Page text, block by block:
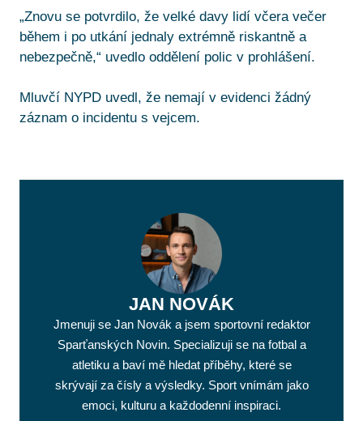
„Znovu se potvrdilo, že velké davy lidí včera večer
během i po utkání jednaly extrémně riskantně a
nebezpečně,“ uvedlo oddělení polic v prohlášení.
Mluvčí NYPD uvedl, že nemají v evidenci žádný
záznam o incidentu s vejcem.
JAN NOVÁK
Jmenuji se Jan Novák a jsem sportovní redaktor
Sparťanských Novin. Specializuji se na fotbal a
atletiku a baví mě hledat příběhy, které se
skrývají za čísly a výsledky. Sport vnímám jako
emoci, kulturu a každodenní inspiraci.